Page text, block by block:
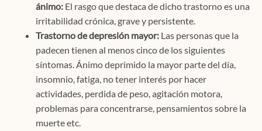
ánimo: El rasgo que destaca de dicho trastorno es una
irritabilidad crónica, grave y persistente.
Trastorno de depresión mayor: Las personas que la
padecen tienen al menos cinco de los siguientes
síntomas. Ánimo deprimido la mayor parte del día,
insomnio, fatiga, no tener interés por hacer
actividades, perdida de peso, agitación motora,
problemas para concentrarse, pensamientos sobre la
muerte etc.